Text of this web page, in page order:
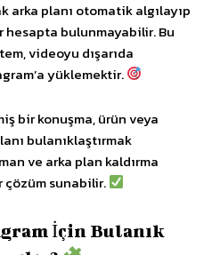
planı otomatik algılayıp
hesapta bulunmayabilir. Bu
videoyu dışarıda
yüklemektir.
bir konuşma, ürün veya
bulanıklaştırmak
ve arka plan kaldırma
sunabilir.
İçin Bulanık